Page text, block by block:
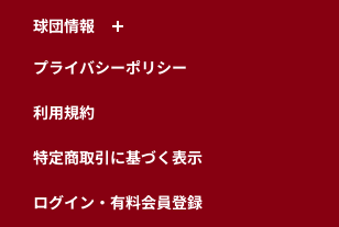
球団情報
プライバシーポリシー
利用規約
特定商取引に基づく表示
ログイン・有料会員登録